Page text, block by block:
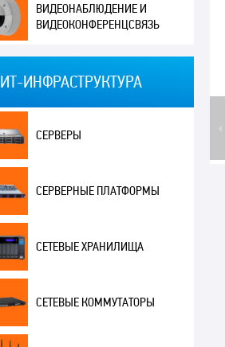
ВИДЕОНАБЛЮДЕНИЕ И
ВИДЕОКОНФЕРЕНЦСВЯЗЬ
ИТ-ИНФРАСТРУКТУРА
СЕРВЕРЫ
СЕРВЕРНЫЕ ПЛАТФОРМЫ
СЕТЕВЫЕ ХРАНИЛИЩА
СЕТЕВЫЕ КОММУТАТОРЫ